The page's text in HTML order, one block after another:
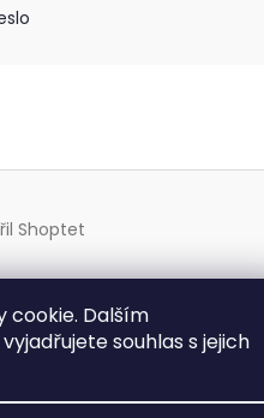
cookie. Dalším
souhlas s jejich
Shoptet
. Všechna práva
cookies